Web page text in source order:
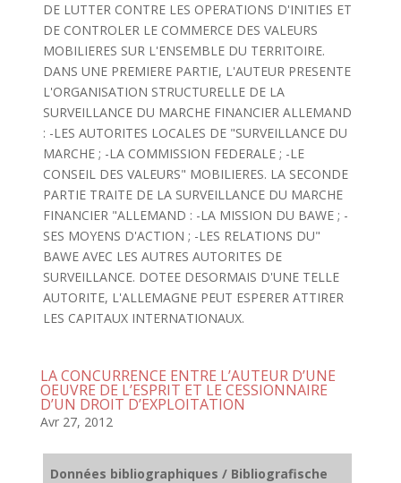
DE LUTTER CONTRE LES OPERATIONS D'INITIES ET
DE CONTROLER LE COMMERCE DES VALEURS
MOBILIERES SUR L'ENSEMBLE DU TERRITOIRE.
DANS UNE PREMIERE PARTIE, L'AUTEUR PRESENTE
L'ORGANISATION STRUCTURELLE DE LA
SURVEILLANCE DU MARCHE FINANCIER ALLEMAND
: -LES AUTORITES LOCALES DE "SURVEILLANCE DU
MARCHE ; -LA COMMISSION FEDERALE ; -LE
CONSEIL DES VALEURS" MOBILIERES. LA SECONDE
PARTIE TRAITE DE LA SURVEILLANCE DU MARCHE
FINANCIER "ALLEMAND : -LA MISSION DU BAWE ; -
SES MOYENS D'ACTION ; -LES RELATIONS DU"
BAWE AVEC LES AUTRES AUTORITES DE
SURVEILLANCE. DOTEE DESORMAIS D'UNE TELLE
AUTORITE, L'ALLEMAGNE PEUT ESPERER ATTIRER
LES CAPITAUX INTERNATIONAUX.
LA CONCURRENCE ENTRE L’AUTEUR D’UNE
OEUVRE DE L’ESPRIT ET LE CESSIONNAIRE
D’UN DROIT D’EXPLOITATION
Avr 27, 2012
Données bibliographiques / Bibliografische